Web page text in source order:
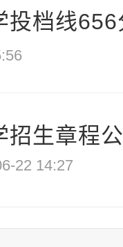
投档线
招生章程
22 14:27